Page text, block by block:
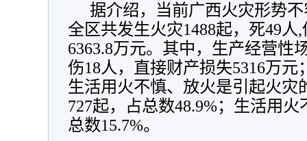
据介绍，当前广西火灾形势
全区共发生火灾1488起，死49人
6363.8万元。其中，生产经营性
伤18人，直接财产损失5316万
生活用火不慎、放火是引起火灾
727起，占总数48.9%；生活用
总数15.7%。